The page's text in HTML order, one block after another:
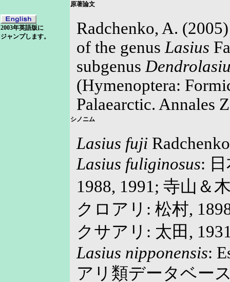
2003年英語版に
ジャンプします。
原著論文
Radchenko, A.
of the genus Lasius
subgenus
(Hymenoptera:
Palaearctic. Annales
シノニム
Lasius fuji
Lasius fuliginosus:
1988, 1991; 寺山＆
クロアリ: 松村,
クサアリ: 太田,
Lasius nipponensis:
アリ類データベー